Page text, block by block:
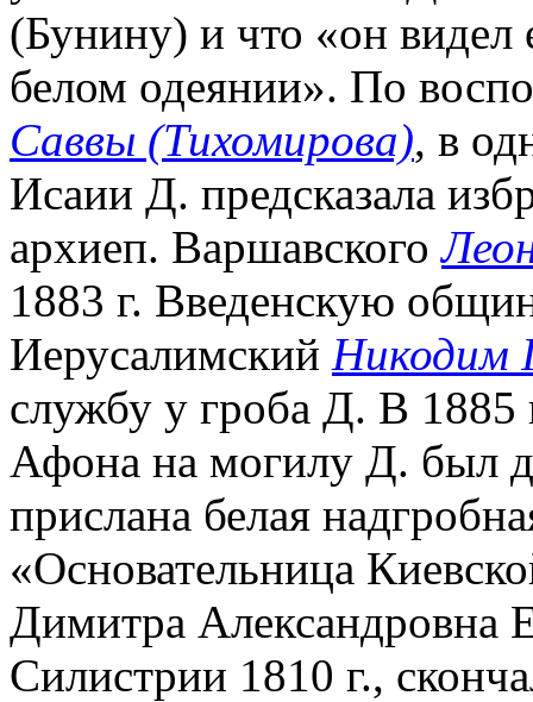
(Бунину) и что «он видел
белом одеянии». По
Саввы (Тихомирова), в
Исаии Д. предсказала
архиеп. Варшавского
1883 г. Введенскую
Иерусалимский Никодим
службу у гроба Д. В 1885
Афона на могилу Д. был
прислана белая
«Основательница
Димитра Александровна
Силистрии 1810 г.,